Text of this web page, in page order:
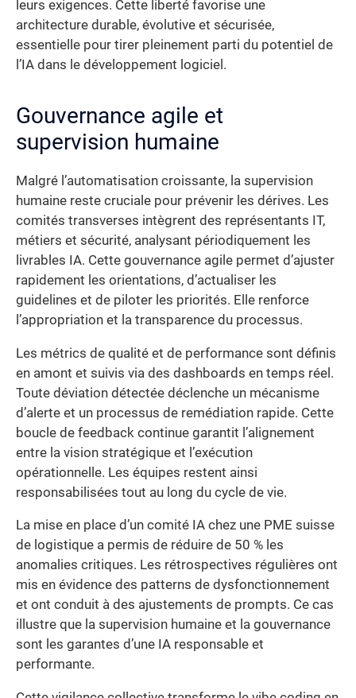
leurs exigences. Cette liberté favorise une
architecture durable, évolutive et sécurisée,
essentielle pour tirer pleinement parti du potentiel de
l’IA dans le développement logiciel.
Gouvernance agile et
supervision humaine
Malgré l’automatisation croissante, la supervision
humaine reste cruciale pour prévenir les dérives. Les
comités transverses intègrent des représentants IT,
métiers et sécurité, analysant périodiquement les
livrables IA. Cette gouvernance agile permet d’ajuster
rapidement les orientations, d’actualiser les
guidelines et de piloter les priorités. Elle renforce
l’appropriation et la transparence du processus.
Les métrics de qualité et de performance sont définis
en amont et suivis via des dashboards en temps réel.
Toute déviation détectée déclenche un mécanisme
d’alerte et un processus de remédiation rapide. Cette
boucle de feedback continue garantit l’alignement
entre la vision stratégique et l’exécution
opérationnelle. Les équipes restent ainsi
responsabilisées tout au long du cycle de vie.
La mise en place d’un comité IA chez une PME suisse
de logistique a permis de réduire de 50 % les
anomalies critiques. Les rétrospectives régulières ont
mis en évidence des patterns de dysfonctionnement
et ont conduit à des ajustements de prompts. Ce cas
illustre que la supervision humaine et la gouvernance
sont les garantes d’une IA responsable et
performante.